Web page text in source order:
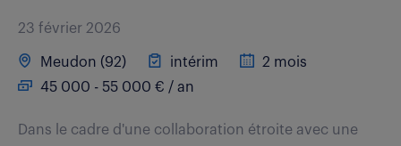
23 février 2026
Meudon (92) intérim
2 mois
45 000 - 55 000 € / an
Dans le cadre d'une collaboration étroite avec une